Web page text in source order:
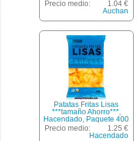
Precio medio:
1.04 €
Auchan
Patatas Fritas Lisas
***tamaño Ahorro***,
Hacendado, Paquete 400
G
Precio medio:
1.25 €
Hacendado